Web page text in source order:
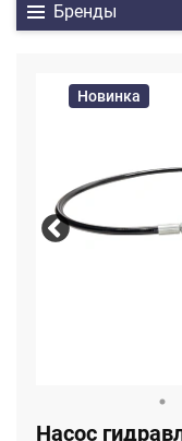
Бренды
Новинка
Насос